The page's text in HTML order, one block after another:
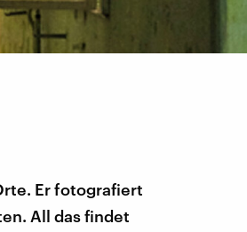
Er fotografiert
All das findet